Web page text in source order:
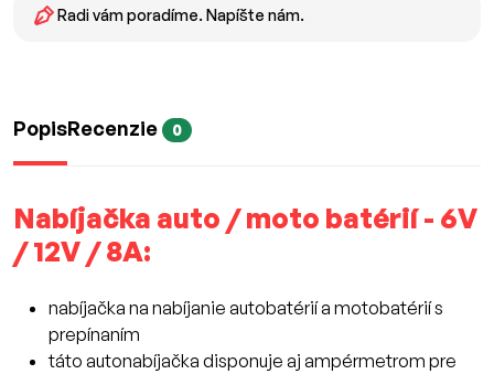
Radi vám poradíme. Napíšte nám.
PopisRecenzie 0
Nabíjačka auto / moto batérií - 6V
/ 12V / 8A:
nabíjačka na nabíjanie autobatérií a motobatérií s
prepínaním
táto autonabíjačka disponuje aj ampérmetrom pre